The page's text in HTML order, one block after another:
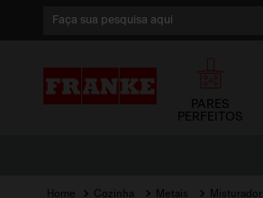
Faça sua pesquisa aqui
PARES
PERFEITOS
Cozinha Metais Misturador
º cuba dupla